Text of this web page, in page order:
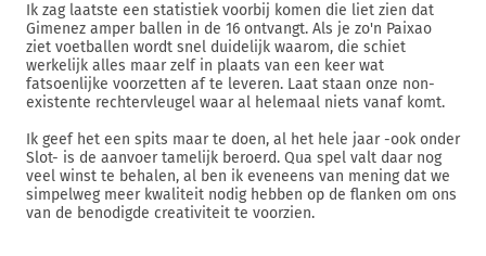
Ik zag laatste een statistiek voorbij komen die liet zien dat
Gimenez amper ballen in de 16 ontvangt. Als je zo'n Paixao
ziet voetballen wordt snel duidelijk waarom, die schiet
werkelijk alles maar zelf in plaats van een keer wat
fatsoenlijke voorzetten af te leveren. Laat staan onze non-
existente rechtervleugel waar al helemaal niets vanaf komt.
Ik geef het een spits maar te doen, al het hele jaar -ook onder
Slot- is de aanvoer tamelijk beroerd. Qua spel valt daar nog
veel winst te behalen, al ben ik eveneens van mening dat we
simpelweg meer kwaliteit nodig hebben op de flanken om ons
van de benodigde creativiteit te voorzien.